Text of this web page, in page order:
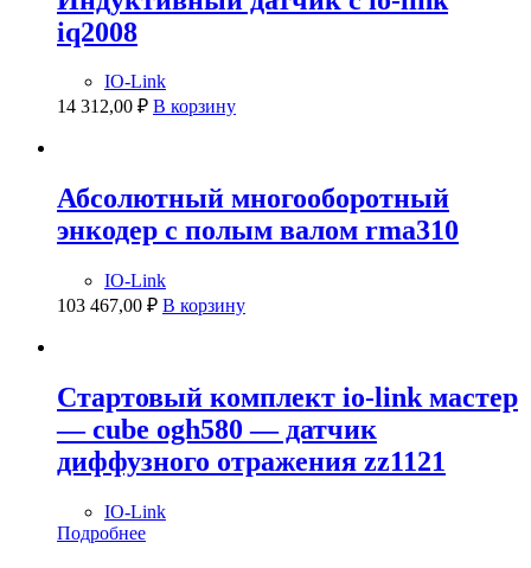
iq2008
IO-Link
14 312,00 ₽ В корзину
Абсолютный многооборотный
энкодер с полым валом rma310
IO-Link
103 467,00 ₽ В корзину
Стартовый комплект io-link мастер
— cube ogh580 — датчик
диффузного отражения zz1121
IO-Link
Подробнее